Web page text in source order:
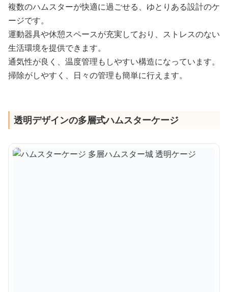
複数のハムスターが快適に過ごせる、ゆとりある設計のケ
ージです。
運動器具や休憩スペースが充実しており、ストレスのない
生活環境を提供できます。
通気性が良く、温度管理もしやすい構造になっています。
掃除がしやすく、日々の管理も簡単に行えます。
透明デザインの多層式ハムスターケージ